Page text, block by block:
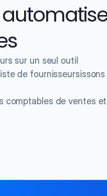
de
sur un seul outil
comptables de ventes